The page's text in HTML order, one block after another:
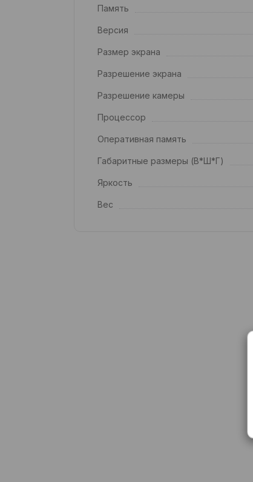
Память
Версия
Размер экрана
Разрешение экрана
Разрешение камеры
Процессор
Оперативная память
Габаритные размеры (В*Ш*Г)
Яркость
Вес